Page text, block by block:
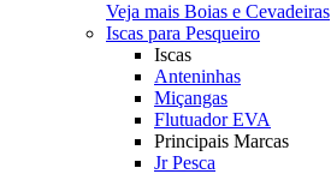
Veja mais Boias e Cevadeiras
Iscas para Pesqueiro
Iscas
Anteninhas
Miçangas
Flutuador EVA
Principais Marcas
Jr Pesca